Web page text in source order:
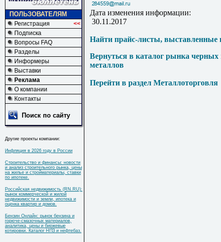
ПОЛЬЗОВАТЕЛЯМ
Регистрация
<<
Подписка
Вопросы FAQ
Разделы
Информеры
Выставки
Реклама
О компании
Контакты
Поиск по сайту
Другие проекты компании:
Инфляция в 2026 году в России
Строительство и финансы: новости
и анализ строительного рынка, цены
на жилье и стройматериалы, ставки
по ипотеке.
Российская недвижимость (RN.RU):
рынок коммерческой и жилой
недвижимости и земли, ипотека и
оценка квартир и домов.
Бензин Онлайн: рынок бензина и
горюче-смазочных материалов,
аналитика, цены и биржевые
котировки. Каталог НПЗ и нефтебаз.
Дата изменения информации:
30.11.2017
Найти прайс-листы, выставленные
Вернуться в каталог рынка
металлов
Перейти в раздел Металлоторговля